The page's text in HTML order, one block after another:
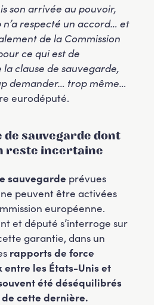
son arrivée au pouvoir,
n’a respecté un accord… et
de la Commission
ce qui est de
la clause de sauvegarde,
demander… trop même…
eurodéputé.
de sauvegarde dont
reste incertaine
sauvegarde prévues
ne peuvent être activées
européenne.
et député s’interroge sur
garantie, dans un
rapports de force
entre les États-Unis et
été déséquilibrés
cette dernière.